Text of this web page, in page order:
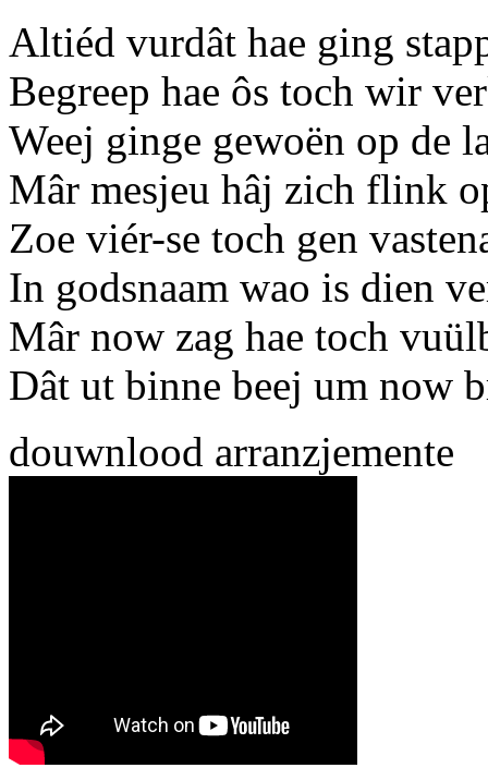
Altiéd vurdât hae ging
Begreep hae ôs toch wir
Weej ginge gewoën op de
Mâr mesjeu hâj zich flink
Zoe viér-se toch gen
In godsnaam wao is dien
Mâr now zag hae toch
Dât ut binne beej um now
douwnlood arranzjemente